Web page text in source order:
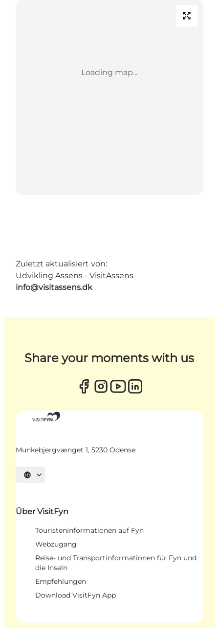
Loading map...
Zuletzt aktualisiert von:
Udvikling Assens - VisitAssens
info@visitassens.dk
Share your moments with us
Munkebjergvænget 1, 5230 Odense
Sprache auswählen
Über VisitFyn
Touristeninformationen auf Fyn
Webzugang
Reise- und Transportinformationen für Fyn und
die Inseln
Empfehlungen
Download VisitFyn App